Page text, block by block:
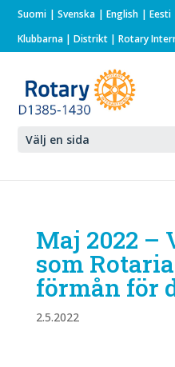
Suomi Svenska English
Eesti
Klubbarna |Distrikt |Rotary
Välj en sida
Maj 2022 –
som
förmån för
2.5.2022